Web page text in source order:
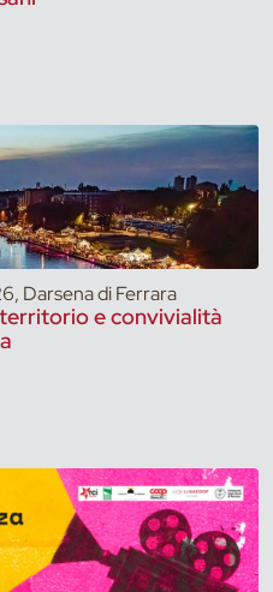
Darsena di Ferrara
e convivialità